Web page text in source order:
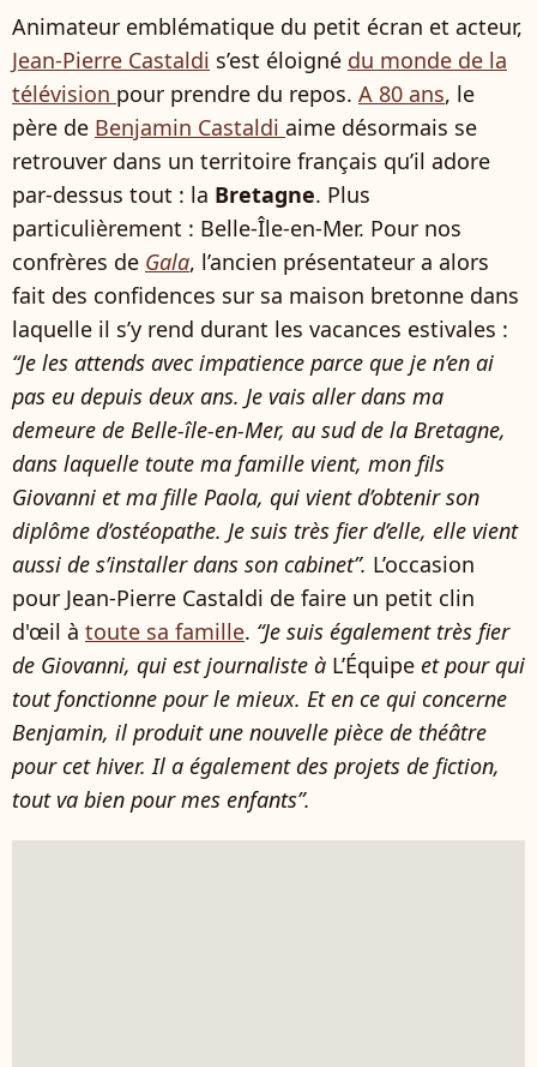
Animateur emblématique du petit écran et acteur,
Jean-Pierre Castaldi s’est éloigné du monde de la
télévision pour prendre du repos. A 80 ans, le
père de Benjamin Castaldi aime désormais se
retrouver dans un territoire français qu’il adore
par-dessus tout : la Bretagne. Plus
particulièrement : Belle-Île-en-Mer. Pour nos
confrères de Gala, l’ancien présentateur a alors
fait des confidences sur sa maison bretonne dans
laquelle il s’y rend durant les vacances estivales :
“Je les attends avec impatience parce que je n’en ai
pas eu depuis deux ans. Je vais aller dans ma
demeure de Belle-île-en-Mer, au sud de la Bretagne,
dans laquelle toute ma famille vient, mon fils
Giovanni et ma fille Paola, qui vient d’obtenir son
diplôme d’ostéopathe. Je suis très fier d’elle, elle vient
aussi de s’installer dans son cabinet”. L’occasion
pour Jean-Pierre Castaldi de faire un petit clin
d'œil à toute sa famille. “Je suis également très fier
de Giovanni, qui est journaliste à L’Équipe et pour qui
tout fonctionne pour le mieux. Et en ce qui concerne
Benjamin, il produit une nouvelle pièce de théâtre
pour cet hiver. Il a également des projets de fiction,
tout va bien pour mes enfants”.